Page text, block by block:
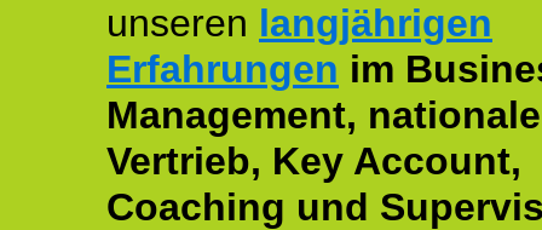
unseren langjährigen
Erfahrungen im
Management,
Vertrieb, Key Account,
Coaching und